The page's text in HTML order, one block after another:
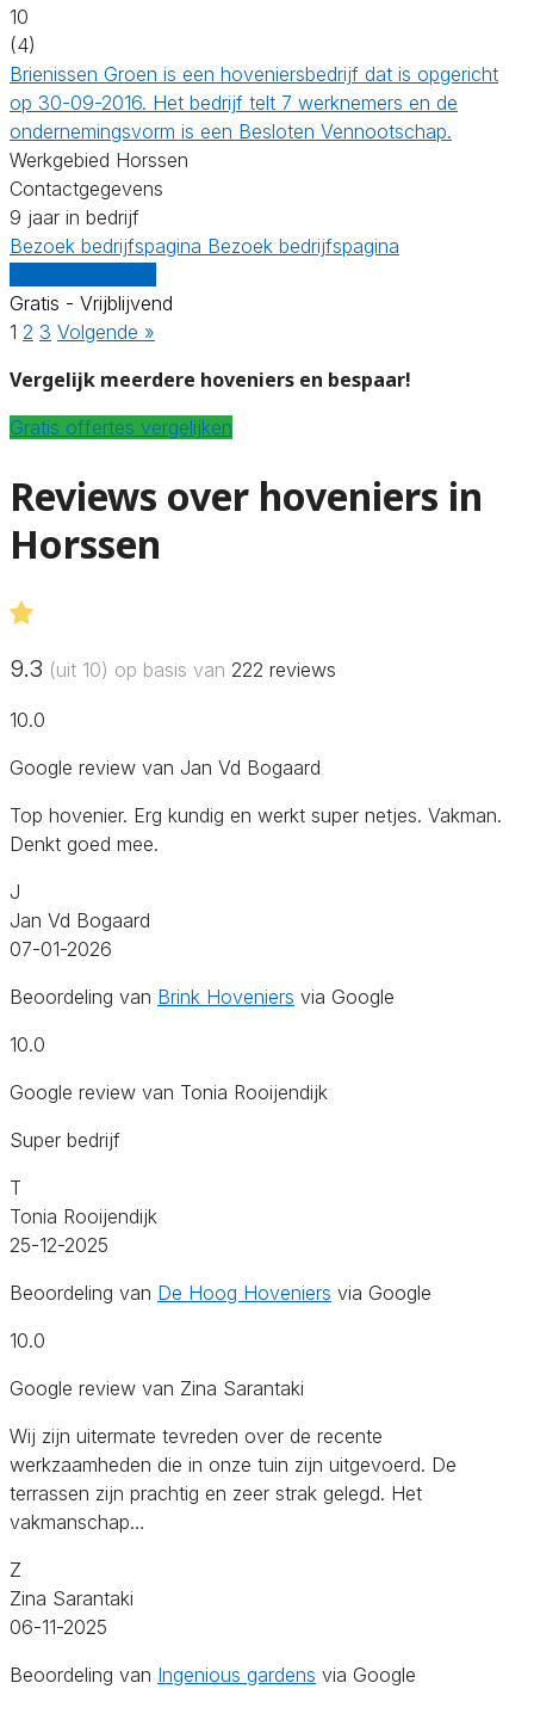
10
(4)
Brienissen Groen is een hoveniersbedrijf dat is opgericht
op 30-09-2016. Het bedrijf telt 7 werknemers en de
ondernemingsvorm is een Besloten Vennootschap.
Werkgebied Horssen
Contactgegevens
9 jaar in bedrijf
Bezoek bedrijfspagina Bezoek bedrijfspagina
Gratis - Vrijblijvend
1 2 3 Volgende »
Vergelijk meerdere hoveniers en bespaar!
Gratis offertes vergelijken
Reviews over hoveniers in
Horssen
9.3 (uit 10) op basis van 222 reviews
10.0
Google review van Jan Vd Bogaard
Top hovenier. Erg kundig en werkt super netjes. Vakman.
Denkt goed mee.
J
Jan Vd Bogaard
07-01-2026
Beoordeling van Brink Hoveniers via Google
10.0
Google review van Tonia Rooijendijk
Super bedrijf
T
Tonia Rooijendijk
25-12-2025
Beoordeling van De Hoog Hoveniers via Google
10.0
Google review van Zina Sarantaki
Wij zijn uitermate tevreden over de recente
werkzaamheden die in onze tuin zijn uitgevoerd. ​De
terrassen zijn prachtig en zeer strak gelegd. Het
vakmanschap…
Z
Zina Sarantaki
06-11-2025
Beoordeling van Ingenious gardens via Google